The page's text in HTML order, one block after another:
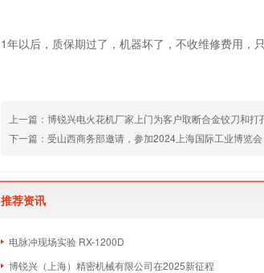
1年以后，质保期过了，机器坏了，不收维修费用，
上一篇：博锐兴电火花机厂家上门为客户取断合金铰刀和打
下一篇：受山西商务部邀请，参加2024上海国际工业博览会
推荐资讯
电脉冲现场实验 RX-1200D
博锐兴（上海）精密机械有限公司在2025新征程